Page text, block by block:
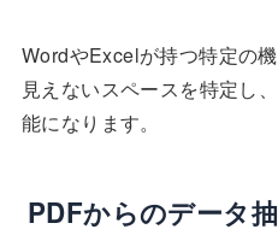
WordやExcelが持つ特定の
見えないスペースを特定し
能になります。
PDFからのデータ